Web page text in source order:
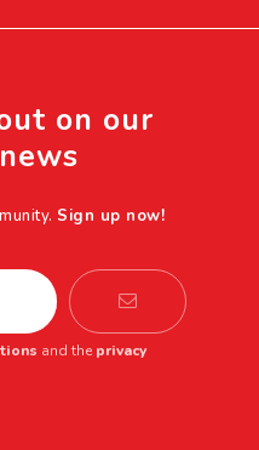
on our
Sign up now!
and the privacy